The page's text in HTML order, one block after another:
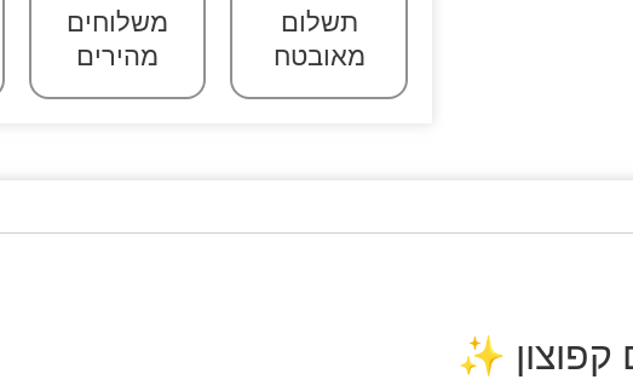
תשלום
מאובטח
משלוחים
מהירים
✨